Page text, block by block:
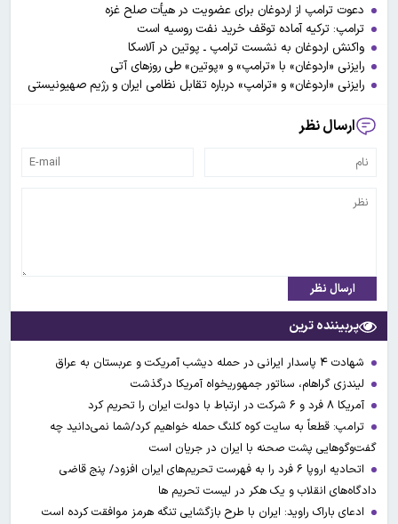
دعوت ترامپ از اردوغان برای عضویت در هیأت صلح غزه
ترامپ: ترکیه آماده توقف خرید نفت روسیه است
واکنش اردوغان به نشست ترامپ ـ پوتین در آلاسکا
رایزنی «اردوغان» با «ترامپ» و «پوتین» طی روزهای آتی
رایزنی «اردوغان» و «ترامپ» درباره تقابل نظامی ایران و رژیم صهیونیستی
ارسال نظر
ارسال نظر
پربیننده ترین
شهادت ۴ پاسدار ایرانی در حمله دیشب آمریکت و عربستان به عراق
لیندزی گراهام، سناتور جمهوریخواه آمریکا درگذشت
آمریکا ۸ فرد و ۶ شرکت در ارتباط با دولت ایران را تحریم کرد
ترامپ: قطعاً به سایت کوه کلنگ حمله خواهیم کرد/شما نمی‌دانید چه
گفت‌وگوهایی پشت صحنه با ایران در جریان است
اتحادیه اروپا ۶ فرد را به فهرست تحریم‌های ایران افزود/ پنج قاضی
دادگاه‌های انقلاب و یک هکر در لیست تحریم ها
ادعای باراک راوید: ایران با طرح بازگشایی تنگه هرمز موافقت کرده است